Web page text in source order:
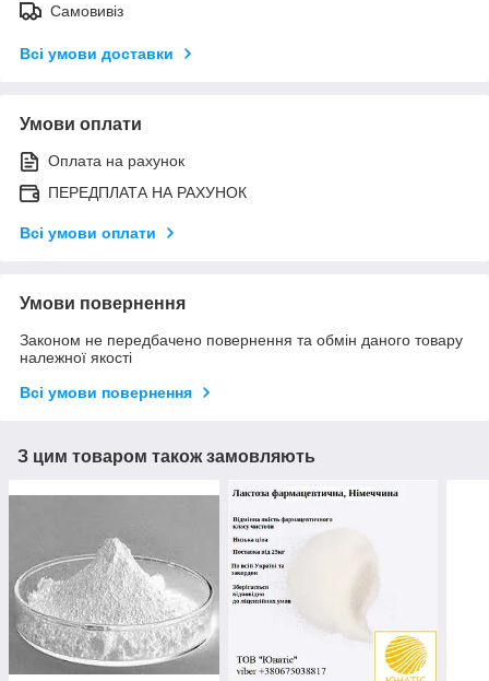
Самовивіз
Всі умови доставки
Умови оплати
Оплата на рахунок
ПЕРЕДПЛАТА НА РАХУНОК
Всі умови оплати
Умови повернення
Законом не передбачено повернення та обмін даного товару
належної якості
Всі умови повернення
З цим товаром також замовляють